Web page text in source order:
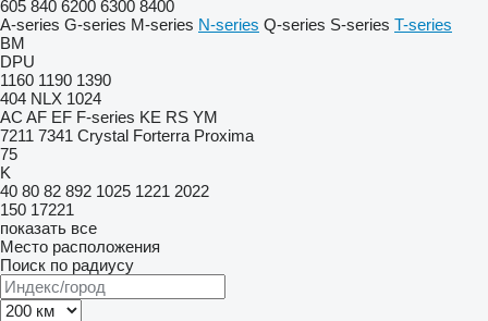
605 840 6200 6300 8400
A-series G-series M-series N-series Q-series S-series T-series
BM
DPU
1160 1190 1390
404 NLX 1024
AC AF EF F-series KE RS YM
7211 7341 Crystal Forterra Proxima
75
K
40 80 82 892 1025 1221 2022
150 17221
показать все
Место расположения
Поиск по радиусу